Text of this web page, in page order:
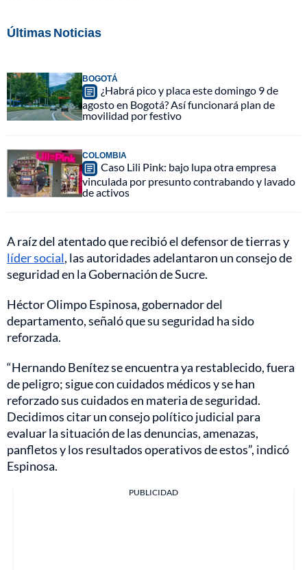
Últimas Noticias
BOGOTÁ
¿Habrá pico y placa este domingo 9 de
agosto en Bogotá? Así funcionará plan de
movilidad por festivo
COLOMBIA
Caso Lili Pink: bajo lupa otra empresa
vinculada por presunto contrabando y lavado
de activos
A raíz del atentado que recibió el defensor de tierras y
líder social, las autoridades adelantaron un consejo de
seguridad en la Gobernación de Sucre.
Héctor Olimpo Espinosa, gobernador del
departamento, señaló que su seguridad ha sido
reforzada.
“Hernando Benítez se encuentra ya restablecido, fuera
de peligro; sigue con cuidados médicos y se han
reforzado sus cuidados en materia de seguridad.
Decidimos citar un consejo político judicial para
evaluar la situación de las denuncias, amenazas,
panfletos y los resultados operativos de estos”, indicó
Espinosa.
PUBLICIDAD